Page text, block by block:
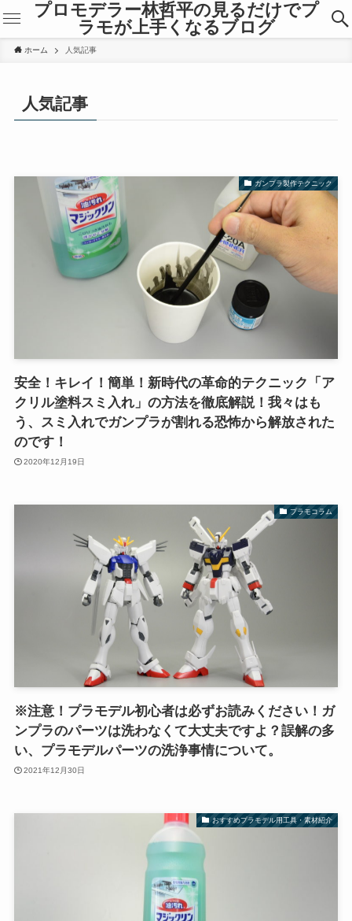
プロモデラー林哲平の見るだけでプ
ラモが上手くなるブログ
ホーム 人気記事
人気記事
ガンプラ製作テクニック
安全！キレイ！簡単！新時代の革命的テクニック「ア
クリル塗料スミ入れ」の方法を徹底解説！我々はも
う、スミ入れでガンプラが割れる恐怖から解放された
のです！
2020年12月19日
プラモコラム
※注意！プラモデル初心者は必ずお読みください！ガ
ンプラのパーツは洗わなくて大丈夫ですよ？誤解の多
い、プラモデルパーツの洗浄事情について。
2021年12月30日
おすすめプラモデル用工具・素材紹介